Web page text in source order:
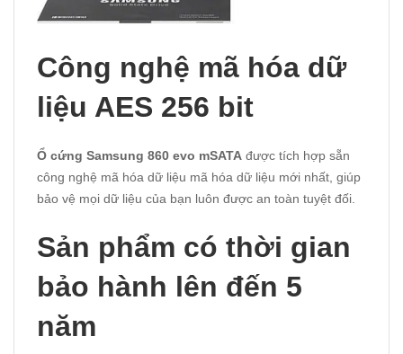
Công nghệ mã hóa dữ
liệu AES 256 bit
Ổ cứng Samsung 860 evo mSATA được tích hợp sẵn
công nghệ mã hóa dữ liệu mã hóa dữ liệu mới nhất, giúp
bảo vệ mọi dữ liệu của bạn luôn được an toàn tuyệt đối.
Sản phẩm có thời gian
bảo hành lên đến 5
năm